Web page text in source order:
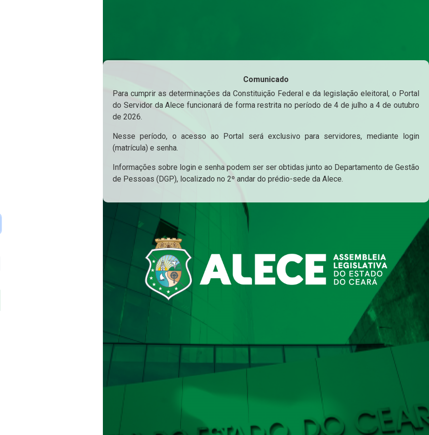
Comunicado
Para cumprir as determinações da Constituição Federal e da legislação eleitoral, o Portal
do Servidor da Alece funcionará de forma restrita no período de 4 de julho a 4 de outubro
de 2026.
Nesse período, o acesso ao Portal será exclusivo para servidores, mediante login
(matrícula) e senha.
Informações sobre login e senha podem ser ser obtidas junto ao Departamento de Gestão
de Pessoas (DGP), localizado no 2º andar do prédio-sede da Alece.